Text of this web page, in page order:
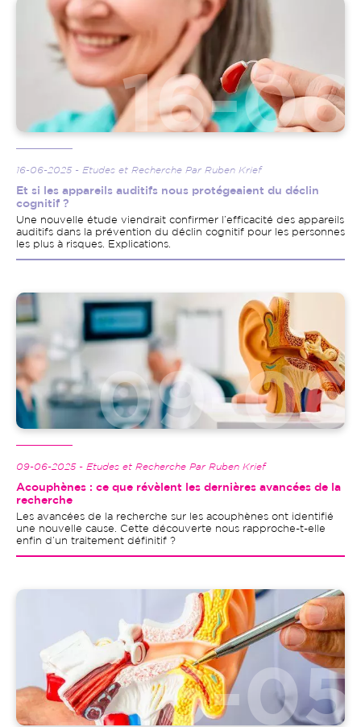
16-06-2025 - Etudes et Recherche Par Ruben Krief
Et si les appareils auditifs nous protégeaient du déclin
cognitif ?
Une nouvelle étude viendrait confirmer l’efficacité des appareils
auditifs dans la prévention du déclin cognitif pour les personnes
les plus à risques. Explications.
Image
09-06-2025 - Etudes et Recherche Par Ruben Krief
Acouphènes : ce que révèlent les dernières avancées de la
recherche
Les avancées de la recherche sur les acouphènes ont identifié
une nouvelle cause. Cette découverte nous rapproche-t-elle
enfin d’un traitement définitif ?
Image